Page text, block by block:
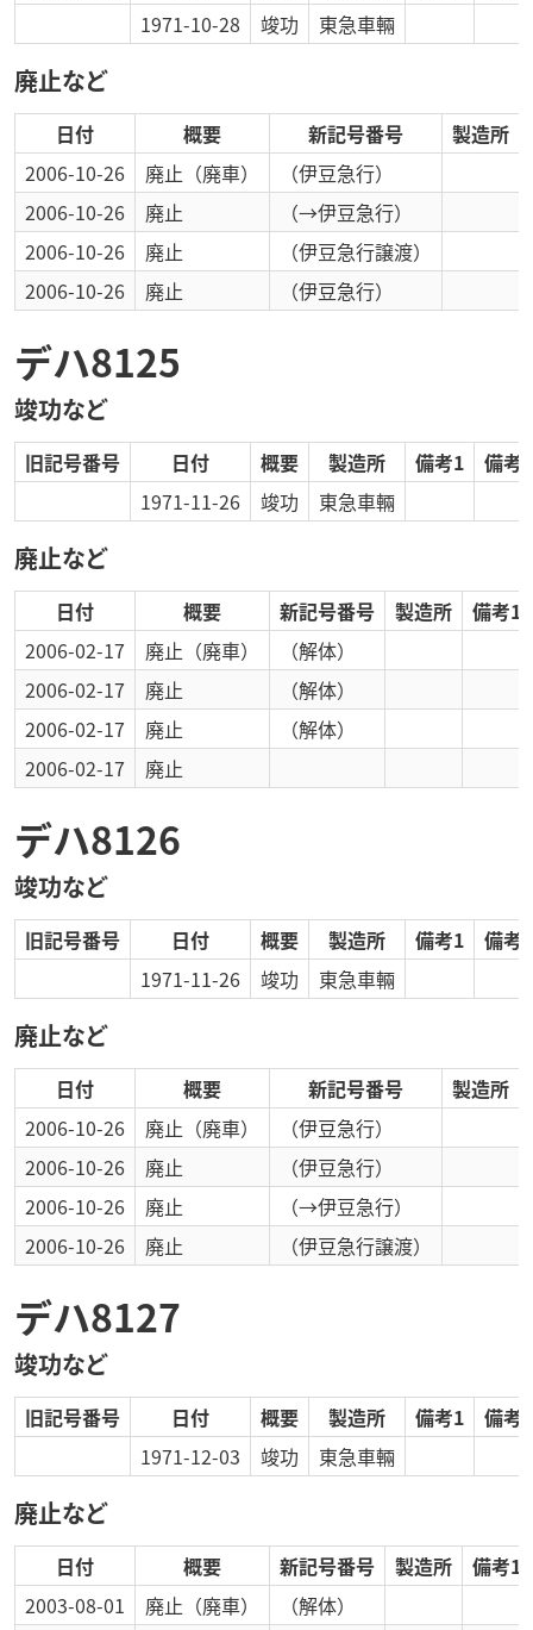
1971-10-28
竣功 東急車輛
廃止など
日付 概要 新記号番号 製造所
2006-10-26
廃止 （廃車）
（伊豆急行）
2006-10-26
廃止
（→伊豆急行）
2006-10-26
廃止
（伊豆急行譲渡）
2006-10-26
廃止 （伊豆急行）
デハ8125
竣功など
旧記号番号 日付 概要 製造所 備考1
備考2
1971-11-26
竣功 東急車輛
廃止など
日付 概要 新記号番号 製造所
備考1
2006-02-17
廃止 （廃車）
（解体）
2006-02-17
廃止
（解体）
2006-02-17
廃止
（解体）
2006-02-17
廃止
デハ8126
竣功など
旧記号番号 日付 概要 製造所 備考1
備考2
1971-11-26
竣功 東急車輛
廃止など
日付 概要 新記号番号 製造所
2006-10-26
廃止 （廃車）
（伊豆急行）
2006-10-26
廃止
（伊豆急行）
2006-10-26
廃止
（→伊豆急行）
2006-10-26
廃止 （伊豆急行譲渡）
デハ8127
竣功など
旧記号番号 日付 概要 製造所 備考1
備考2
1971-12-03
竣功 東急車輛
廃止など
日付 概要 新記号番号 製造所
備考1
2003-08-01
廃止 （廃車） （解体）